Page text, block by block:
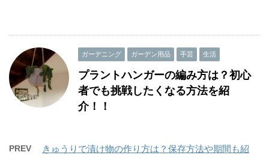
ガーデニング ガーデン用品 手芸 生活
プラントハンガーの編み方は？初心
者でも挑戦したくなる方法を紹
介！！
PREV
きゅうりで漬け物の作り方は？保存方法や期間も紹